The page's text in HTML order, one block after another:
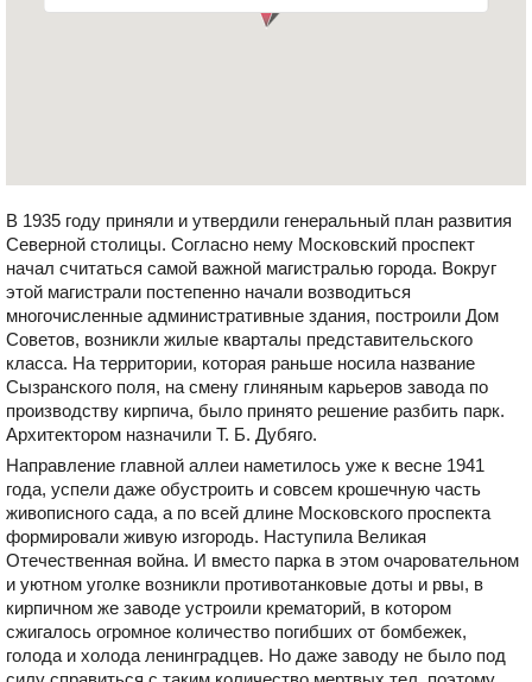
В 1935 году приняли и утвердили генеральный план развития
Северной столицы. Согласно нему Московский проспект
начал считаться самой важной магистралью города. Вокруг
этой магистрали постепенно начали возводиться
многочисленные административные здания, построили Дом
Советов, возникли жилые кварталы представительского
класса. На территории, которая раньше носила название
Сызранского поля, на смену глиняным карьеров завода по
производству кирпича, было принято решение разбить парк.
Архитектором назначили Т. Б. Дубяго.
Направление главной аллеи наметилось уже к весне 1941
года, успели даже обустроить и совсем крошечную часть
живописного сада, а по всей длине Московского проспекта
формировали живую изгородь. Наступила Великая
Отечественная война. И вместо парка в этом очаровательном
и уютном уголке возникли противотанковые доты и рвы, в
кирпичном же заводе устроили крематорий, в котором
сжигалось огромное количество погибших от бомбежек,
голода и холода ленинградцев. Но даже заводу не было под